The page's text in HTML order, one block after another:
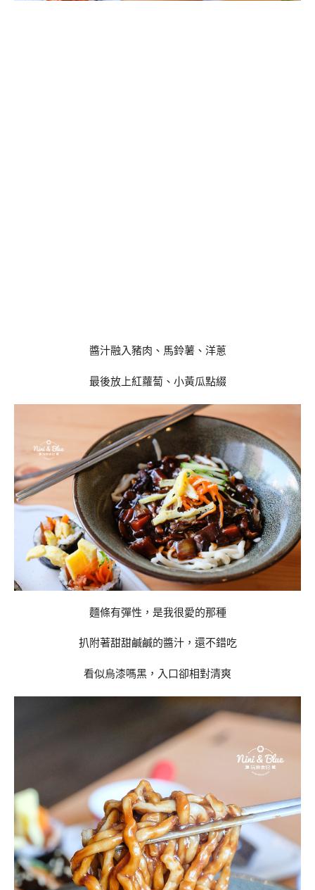
醬汁融入豬肉、馬鈴薯、洋蔥
最後放上紅蘿蔔、小黃瓜點綴
麵條有彈性，是我很愛的那種
扒附著甜甜鹹鹹的醬汁，還不錯吃
看似烏漆嗎黑，入口卻相對清爽